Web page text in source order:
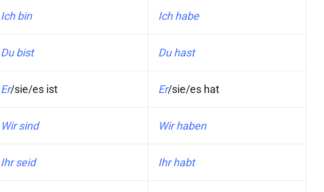
Ich bin Ich habe
Du bist Du hast
Er/sie/es ist Er/sie/es hat
Wir sind Wir haben
Ihr seid Ihr habt